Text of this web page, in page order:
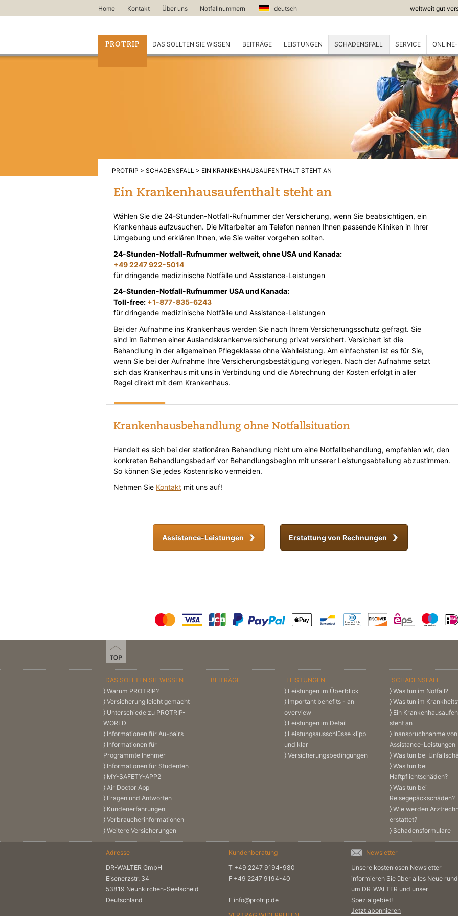
weltweit gut
Home Kontakt Über uns Notfallnummern deutsch
PROTRIP DAS SOLLTEN SIE WISSEN BEITRÄGE LEISTUNGEN SCHADENSFALL SERVICE
PROTRIP SCHADENSFALL EIN KRANKENHAUSAUFENTHALT STEHT AN
Ein Krankenhausaufenthalt steht an
Wählen Sie die 24-Stunden-Notfall-Rufnummer der Versicherung, wenn Sie beabsichtigen, ein
Krankenhaus aufzusuchen. Die Mitarbeiter am Telefon nennen Ihnen passende Kliniken in Ihrer
Umgebung und erklären Ihnen, wie Sie weiter vorgehen sollten.
24-Stunden-Notfall-Rufnummer weltweit, ohne USA und Kanada:
+49 2247 922-5014
für dringende medizinische Notfälle und Assistance-Leistungen
24-Stunden-Notfall-Rufnummer USA und Kanada:
Toll-free: +1-877-835-6243
für dringende medizinische Notfälle und Assistance-Leistungen
Bei der Aufnahme ins Krankenhaus werden Sie nach Ihrem Versicherungsschutz gefragt. Sie
sind im Rahmen einer Auslandskrankenversicherung privat versichert. Versichert ist die
Behandlung in der allgemeinen Pflegeklasse ohne Wahlleistung. Am einfachsten ist es für Sie,
wenn Sie bei der Aufnahme Ihre Versicherungsbestätigung vorlegen. Nach der Aufnahme setzt
sich das Krankenhaus mit uns in Verbindung und die Abrechnung der Kosten erfolgt in aller
Regel direkt mit dem Krankenhaus.
Krankenhausbehandlung ohne Notfallsituation
Handelt es sich bei der stationären Behandlung nicht um eine Notfallbehandlung, empfehlen wir, den
konkreten Behandlungsbedarf vor Behandlungsbeginn mit unserer Leistungsabteilung abzustimmen.
So können Sie jedes Kostenrisiko vermeiden.
Nehmen Sie Kontakt mit uns auf!
Assistance-Leistungen Erstattung von Rechnungen
DAS SOLLTEN SIE WISSEN
Warum PROTRIP?
Versicherung leicht gemacht
Unterschiede zu PROTRIP-
WORLD
Informationen für Au-pairs
Informationen für
Programmteilnehmer
Informationen für Studenten
MY-SAFETY-APP2
Air Doctor App
Fragen und Antworten
Kundenerfahrungen
Verbraucherinformationen
Weitere Versicherungen
BEITRÄGE
LEISTUNGEN
Leistungen im Überblick
Important benefits - an
overview
Leistungen im Detail
Leistungsausschlüsse klipp
und klar
Versicherungs­bedingungen
SCHADENSFALL
Was tun im Notfall?
Was tun im
Ein
steht an
Inanspruchnahme von
Assistance-Leistungen
Was tun bei
Was tun bei
Haftpflichtschäden?
Was tun bei
Reisegepäckschäden?
Wie werden
erstattet?
Schadensformulare
Adresse
DR-WALTER GmbH
Eisenerzstr. 34
53819 Neunkirchen-Seelscheid
Deutschland
Kundenberatung
T +49 2247 9194-980
F +49 2247 9194-40
E info@protrip.de
Newsletter
Unsere kostenlosen Newsletter
informieren Sie über alles Neue rund
um DR-WALTER und unser
Spezialgebiet!
Jetzt abonnieren